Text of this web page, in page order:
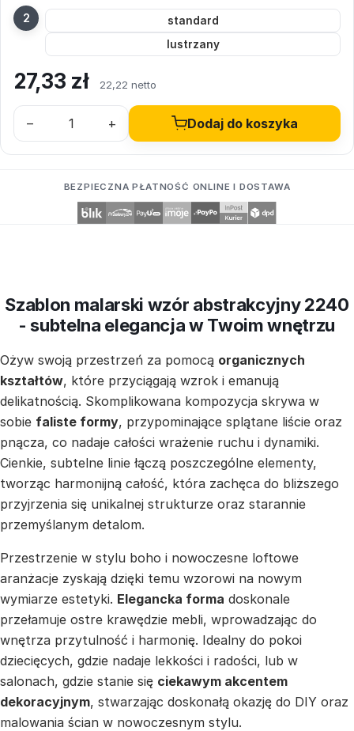
standard
lustrzany
27,33 zł 22,22 netto
– + Dodaj do koszyka
BEZPIECZNA PŁATNOŚĆ ONLINE I DOSTAWA
Szablon malarski wzór abstrakcyjny 2240
- subtelna elegancja w Twoim wnętrzu
Ożyw swoją przestrzeń za pomocą organicznych
kształtów, które przyciągają wzrok i emanują
delikatnością. Skomplikowana kompozycja skrywa w
sobie faliste formy, przypominające splątane liście oraz
pnącza, co nadaje całości wrażenie ruchu i dynamiki.
Cienkie, subtelne linie łączą poszczególne elementy,
tworząc harmonijną całość, która zachęca do bliższego
przyjrzenia się unikalnej strukturze oraz starannie
przemyślanym detalom.
Przestrzenie w stylu boho i nowoczesne loftowe
aranżacje zyskają dzięki temu wzorowi na nowym
wymiarze estetyki. Elegancka forma doskonale
przełamuje ostre krawędzie mebli, wprowadzając do
wnętrza przytulność i harmonię. Idealny do pokoi
dziecięcych, gdzie nadaje lekkości i radości, lub w
salonach, gdzie stanie się ciekawym akcentem
dekoracyjnym, stwarzając doskonałą okazję do DIY oraz
malowania ścian w nowoczesnym stylu.